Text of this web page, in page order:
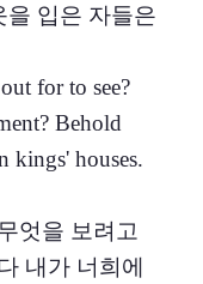
을 입은 자들은
for to see?
Behold
kings' houses.
엇을 보려고
내가 너희에